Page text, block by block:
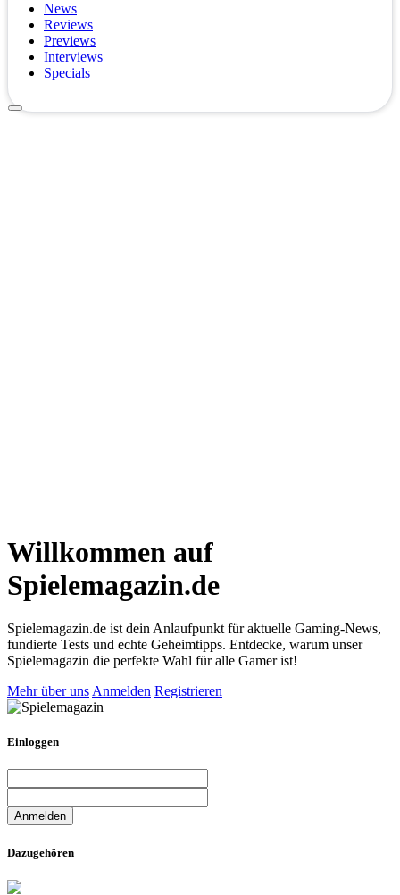
News
Reviews
Previews
Interviews
Specials
Willkommen auf
Spielemagazin.de
Spielemagazin.de ist dein Anlaufpunkt für aktuelle Gaming-News,
fundierte Tests und echte Geheimtipps. Entdecke, warum unser
Spielemagazin die perfekte Wahl für alle Gamer ist!
Mehr über uns Anmelden Registrieren
Einloggen
Dazugehören